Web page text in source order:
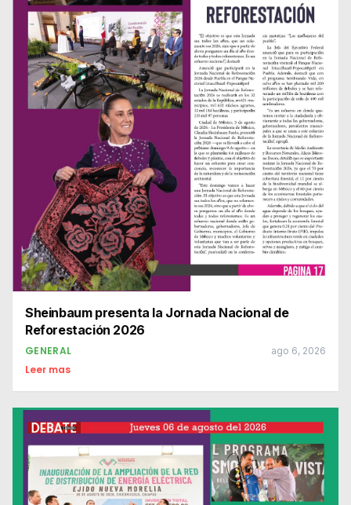
Sheinbaum presenta la Jornada Nacional de
Reforestación 2026
GENERAL ago 6, 2026
Leer mas